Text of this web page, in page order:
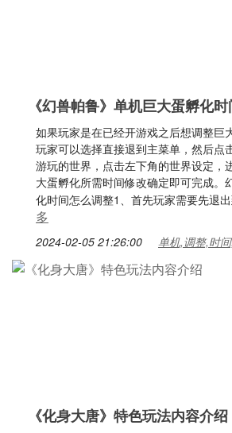
《幻兽帕鲁》单机巨大蛋孵化
如果玩家是在已经开游戏之后想调整巨
玩家可以选择直接退到主菜单，然后点
游玩的世界，点击左下角的世界设定，
大蛋孵化所需时间修改确定即可完成。
化时间怎么调整1、首先玩家需要先退
多
2024-02-05 21:26:00 单机,调整,时
《化身大唐》特色玩法内容介绍